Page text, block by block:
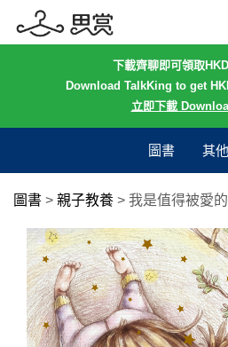
下載齊聊即可領取
Download TalkKing to get
立即下載
圖書 其
圖書 > 親子教養 > 我是值得被愛